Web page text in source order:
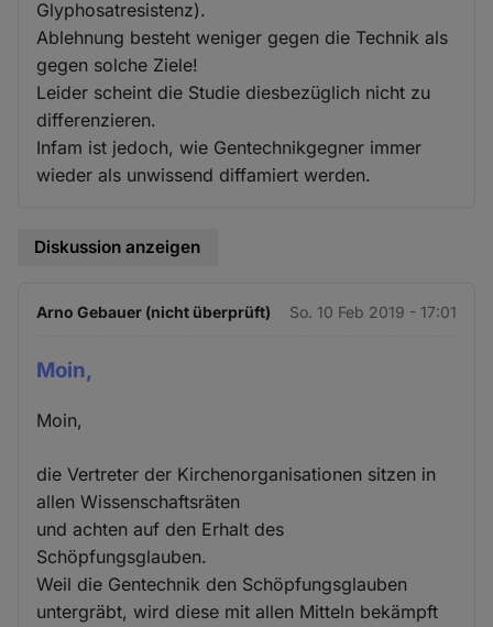
Glyphosatresistenz).
Ablehnung besteht weniger gegen die Technik als
gegen solche Ziele!
Leider scheint die Studie diesbezüglich nicht zu
differenzieren.
Infam ist jedoch, wie Gentechnikgegner immer
wieder als unwissend diffamiert werden.
Diskussion anzeigen
Arno Gebauer (nicht überprüft) So. 10 Feb 2019 - 17:01
Moin,
Moin,
die Vertreter der Kirchenorganisationen sitzen in
allen Wissenschaftsräten
und achten auf den Erhalt des
Schöpfungsglauben.
Weil die Gentechnik den Schöpfungsglauben
untergräbt, wird diese mit allen Mitteln bekämpft